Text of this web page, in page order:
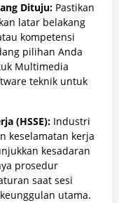
Dituju: Pastikan
latar belakang
kompetensi
pilihan Anda
Multimedia
teknik untuk
(HSSE): Industri
keselamatan kerja
kesadaran
prosedur
saat sesi
utama.